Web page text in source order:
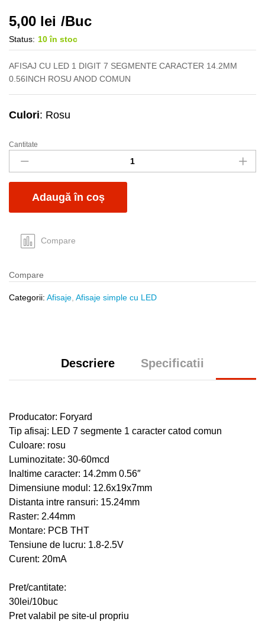
5,00 lei /Buc
Status: 10 în stoc
AFISAJ CU LED 1 DIGIT 7 SEGMENTE CARACTER 14.2MM
0.56INCH ROSU ANOD COMUN
Culori: Rosu
Afisaj
1digit
LED
rosu
12.6x19x7mm
Cantitate
Adaugă în coș
Compare
Compare
Categorii: Afisaje Afisaje simple cu LED
Descriere Specificatii
Producator: Foryard
Tip afisaj: LED 7 segmente 1 caracter catod comun
Culoare: rosu
Luminozitate: 30-60mcd
Inaltime caracter: 14.2mm 0.56″
Dimensiune modul: 12.6x19x7mm
Distanta intre ransuri: 15.24mm
Raster: 2.44mm
Montare: PCB THT
Tensiune de lucru: 1.8-2.5V
Curent: 20mA
Pret/cantitate:
30lei/10buc
Pret valabil pe site-ul propriu